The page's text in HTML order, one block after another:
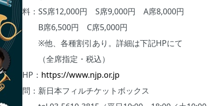
料：SS席12,000円 S席9,000円 A席8,000円
B席6,500円 C席5,000円
※他、各種割引あり。詳細は下記HPにて
（全席指定・税込）
HP： https://www.njp.or.jp
問：新日本フィルチケットボックス